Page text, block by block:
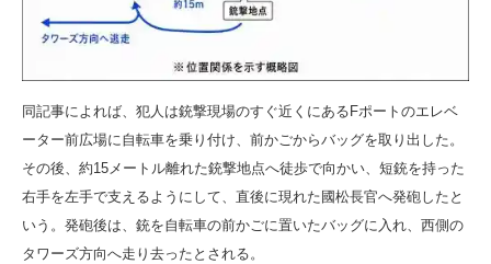
同記事によれば、犯人は銃撃現場のすぐ近くにあるFポートのエレベ
ーター前広場に自転車を乗り付け、前かごからバッグを取り出した。
その後、約15メートル離れた銃撃地点へ徒歩で向かい、短銃を持った
右手を左手で支えるようにして、直後に現れた國松長官へ発砲したと
いう。発砲後は、銃を自転車の前かごに置いたバッグに入れ、西側の
タワーズ方向へ走り去ったとされる。